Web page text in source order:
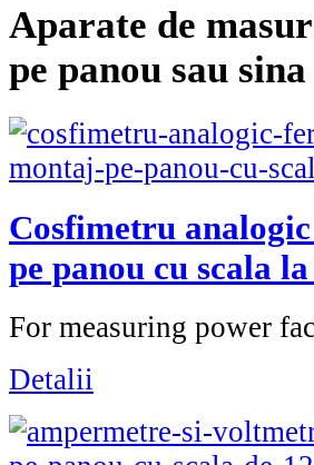
Aparate de
pe panou sau sina
Cosfimetru
pe panou cu scala
For measuring power
Detalii